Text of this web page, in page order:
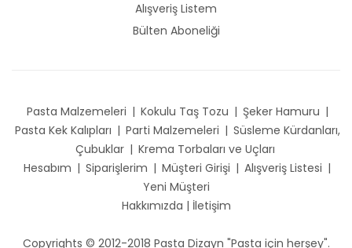
Alışveriş Listem
Bülten Aboneliği
Pasta Malzemeleri | Kokulu Taş Tozu | Şeker Hamuru |
Pasta Kek Kalıpları | Parti Malzemeleri | Süsleme Kürdanları,
Çubuklar | Krema Torbaları ve Uçları
Hesabım | Siparişlerim | Müşteri Girişi | Alışveriş Listesi |
Yeni Müşteri
Hakkımızda | İletişim
Copyrights © 2012-2018 Pasta Dizayn "Pasta için herşey".